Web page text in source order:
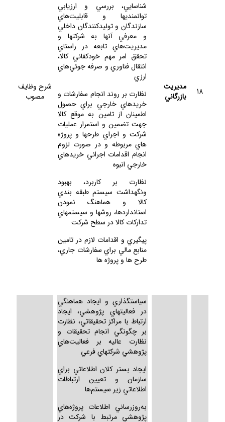
18
مديريت
بازرگاني
شناسايي، بررسي و ارزيابي
توانمنديها و قابليت‌هاي
سازندگان و توليدكنندگان داخلي
و معرفي آنها به شركتها و
مديريت‌هاي تابعه در راستاي
تحقق امر مهم خودكفائي كالا،
انتقال فناوري و صرفه جوئي‌هاي
ارزي
نظارت بر روند انجام سفارشات و
خريدهاي خارجي براي حصول
اطمينان از تامين به موقع كالا
جهت تضمين و استمرار عمليات
شركت و اجراي طرحها و پروژه
هاي مربوطه و در صورت لزوم
انجام اقدامات اجرائي خريدهاي
خارجي انبوه
نظارت بر كاربرد، بهبود
ونگهداشت سيستم طبقه بندي
كالا و هماهنگ نمودن
استانداردها، روشها و سيستمهاي
تداركات كالا در سطح شركت
پيگيري و اقدامات لازم در تامين
منابع مالي براي سفارشات جاري،
طرح ها و پروژه ها
شرح وظايف
مصوب
سياستگذاري و ايجاد هماهنگي
در فعاليتهاي پژوهشي، ايجاد
ارتباط با مراكز تحقيقاتي، نظارت
بر چگونگي انجام تحقيقات و
نظارت عاليه بر فعاليت‌هاي
پژوهشي شركتهاي فرعي
ايجاد بستر كلان اطلاعاتي براي
سازمان و تعيين ارتباطات
اطلاعاتي زير سيستم‌ها
به‌روزرساني اطلاعات پروژه‌هاي
پژوهشي مرتبط با شركت در